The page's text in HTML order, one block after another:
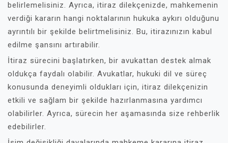
belirlemelisiniz. Ayrıca, itiraz dilekçenizde, mahkemenin
verdiği kararın hangi noktalarının hukuka aykırı olduğunu
ayrıntılı bir şekilde belirtmelisiniz. Bu, itirazınızın kabul
edilme şansını artırabilir.
İtiraz sürecini başlatırken, bir avukattan destek almak
oldukça faydalı olabilir. Avukatlar, hukuki dil ve süreç
konusunda deneyimli oldukları için, itiraz dilekçenizin
etkili ve sağlam bir şekilde hazırlanmasına yardımcı
olabilirler. Ayrıca, sürecin her aşamasında size rehberlik
edebilirler.